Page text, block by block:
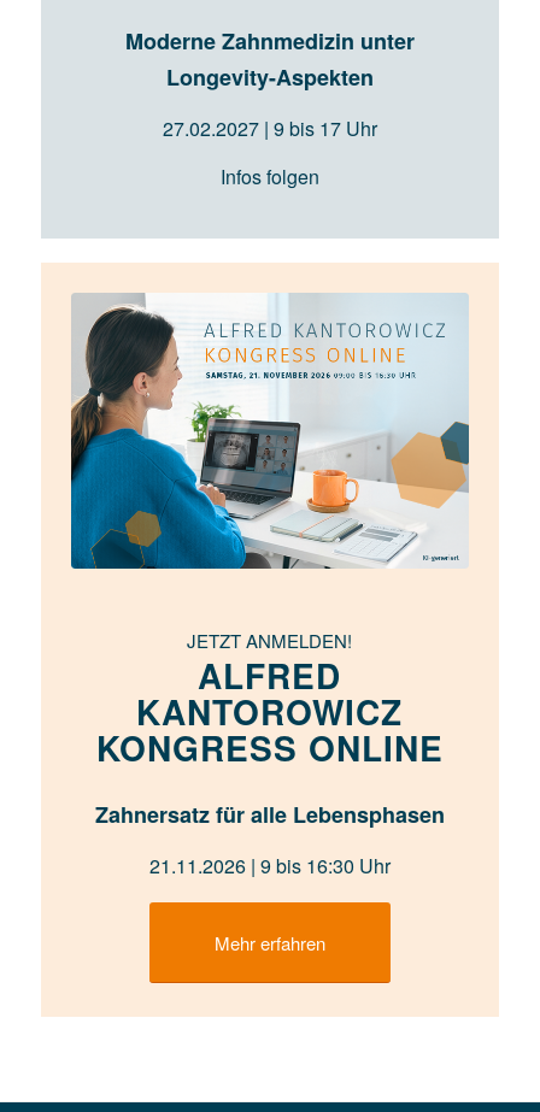
Moderne Zahnmedizin unter
Longevity-Aspekten
27.02.2027 | 9 bis 17 Uhr
Infos folgen
JETZT ANMELDEN!
ALFRED
KANTOROWICZ
KONGRESS ONLINE
Zahnersatz für alle Lebensphasen
21.11.2026 | 9 bis 16:30 Uhr
Mehr erfahren